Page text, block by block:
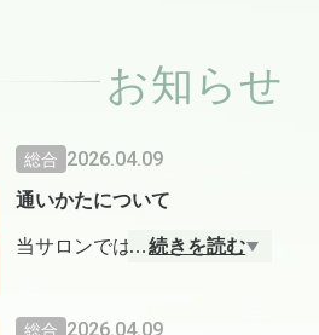
お知らせ
総合 2026.04.09
通いかたについて
当サロンでは、
…続きを読む
総合 2026.04.09